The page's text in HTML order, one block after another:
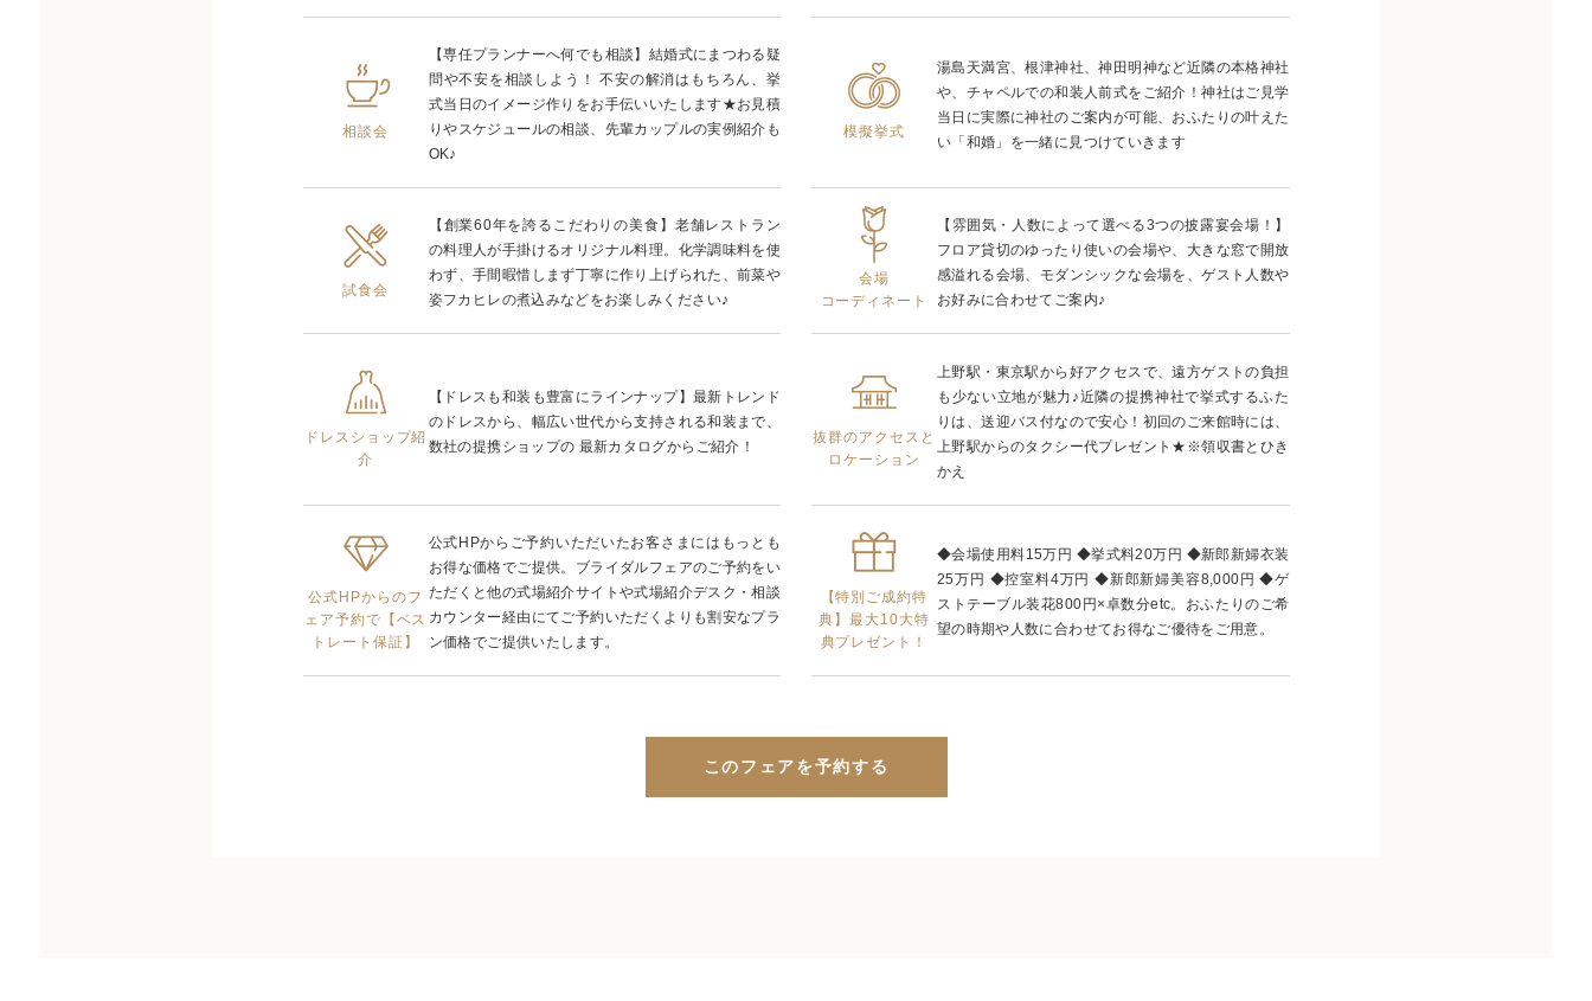
相談会
【専任プランナーへ何でも相談】結婚式にまつわる疑
問や不安を相談しよう！ 不安の解消はもちろん、挙
式当日のイメージ作りをお手伝いいたします★お見積
りやスケジュールの相談、先輩カップルの実例紹介も
OK♪
模擬挙式
湯島天満宮、根津神社、神田明神など近隣の本格神社
や、チャペルでの和装人前式をご紹介！神社はご見学
当日に実際に神社のご案内が可能、おふたりの叶えた
い「和婚」を一緒に見つけていきます
試食会
【創業60年を誇るこだわりの美食】老舗レストラン
の料理人が手掛けるオリジナル料理。化学調味料を使
わず、手間暇惜しまず丁寧に作り上げられた、前菜や
姿フカヒレの煮込みなどをお楽しみください♪
会場
コーディネート
【雰囲気・人数によって選べる3つの披露宴会場！】
フロア貸切のゆったり使いの会場や、大きな窓で開放
感溢れる会場、モダンシックな会場を、ゲスト人数や
お好みに合わせてご案内♪
ドレスショップ紹
介
【ドレスも和装も豊富にラインナップ】最新トレンド
のドレスから、幅広い世代から支持される和装まで、
数社の提携ショップの 最新カタログからご紹介！
抜群のアクセスと
ロケーション
上野駅・東京駅から好アクセスで、遠方ゲストの負担
も少ない立地が魅力♪近隣の提携神社で挙式するふた
りは、送迎バス付なので安心！初回のご来館時には、
上野駅からのタクシー代プレゼント★※領収書とひき
かえ
公式HPからのフ
ェア予約で【ベス
トレート保証】
公式HPからご予約いただいたお客さまにはもっとも
お得な価格でご提供。ブライダルフェアのご予約をい
ただくと他の式場紹介サイトや式場紹介デスク・相談
カウンター経由にてご予約いただくよりも割安なプラ
ン価格でご提供いたします。
【特別ご成約特
典】最大10大特
典プレゼント！
◆会場使用料15万円 ◆挙式料20万円 ◆新郎新婦衣装
25万円 ◆控室料4万円 ◆新郎新婦美容8,000円 ◆ゲ
ストテーブル装花800円×卓数分etc。おふたりのご希
望の時期や人数に合わせてお得なご優待をご用意。
このフェアを予約する